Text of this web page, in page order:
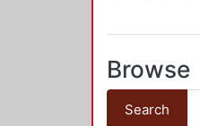
Browse
Search